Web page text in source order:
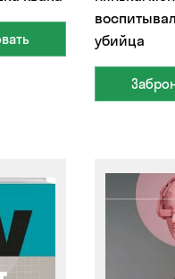
убийца